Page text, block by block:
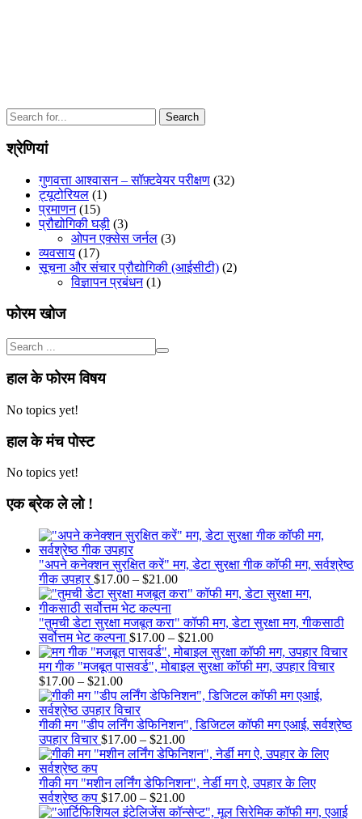
Search
for:
श्रेणियां
गुणवत्ता आश्वासन – सॉफ़्टवेयर परीक्षण (32)
ट्यूटोरियल (1)
प्रमाणन(15)
प्रौद्योगिकी घड़ी (3)
ओपन एक्सेस जर्नल (3)
व्यवसाय (17)
सूचना और संचार प्रौद्योगिकी (आईसीटी) (2)
विज्ञापन प्रबंधन(1)
फोरम खोज
हाल के फोरम विषय
No topics yet!
हाल के मंच पोस्ट
No topics yet!
एक ब्रेक ले लो !
"अपने कनेक्शन सुरक्षित करें" मग, डेटा सुरक्षा गीक कॉफी मग, सर्वश्रेष्ठ
गीक उपहार $17.00 – $21.00Price
range:
through
$21.00
"तुमची डेटा सुरक्षा मजबूत करा" कॉफी मग, डेटा सुरक्षा मग, गीकसाठी
सर्वोत्तम भेट कल्पना $17.00 – $21.00Price
range:
$17.00
$21.00
मग गीक "मजबूत पासवर्ड", मोबाइल सुरक्षा कॉफी मग, उपहार विचार
$17.00 – $21.00Price
range:
$17.00
through
$21.00
गीकी मग "डीप लर्निंग डेफिनिशन", डिजिटल कॉफी मग एआई, सर्वश्रेष्ठ
उपहार विचार $17.00 – $21.00Price
range:
through
$21.00
गीकी मग "मशीन लर्निंग डेफिनिशन", नेर्डी मग ऐ, उपहार के लिए
सर्वश्रेष्ठ कप $17.00 – $21.00Price
range: